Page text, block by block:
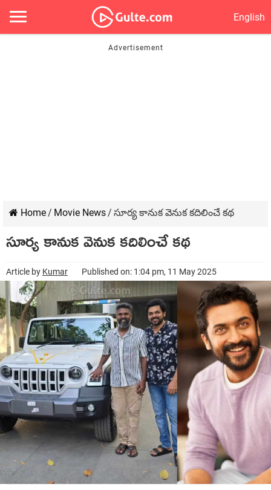
English
Home/ Movie News/ సూర్య కానుక వెనుక కదిలించే కథ
సూర్య కానుక వెనుక కదిలించే కథ
Article by Kumar Published on: 1:04 pm, 11 May 2025